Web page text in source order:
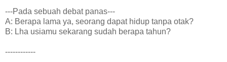
---Pada sebuah debat panas---
A: Berapa lama ya, seorang dapat hidup tanpa otak?
B: Lha usiamu sekarang sudah berapa tahun?
------------